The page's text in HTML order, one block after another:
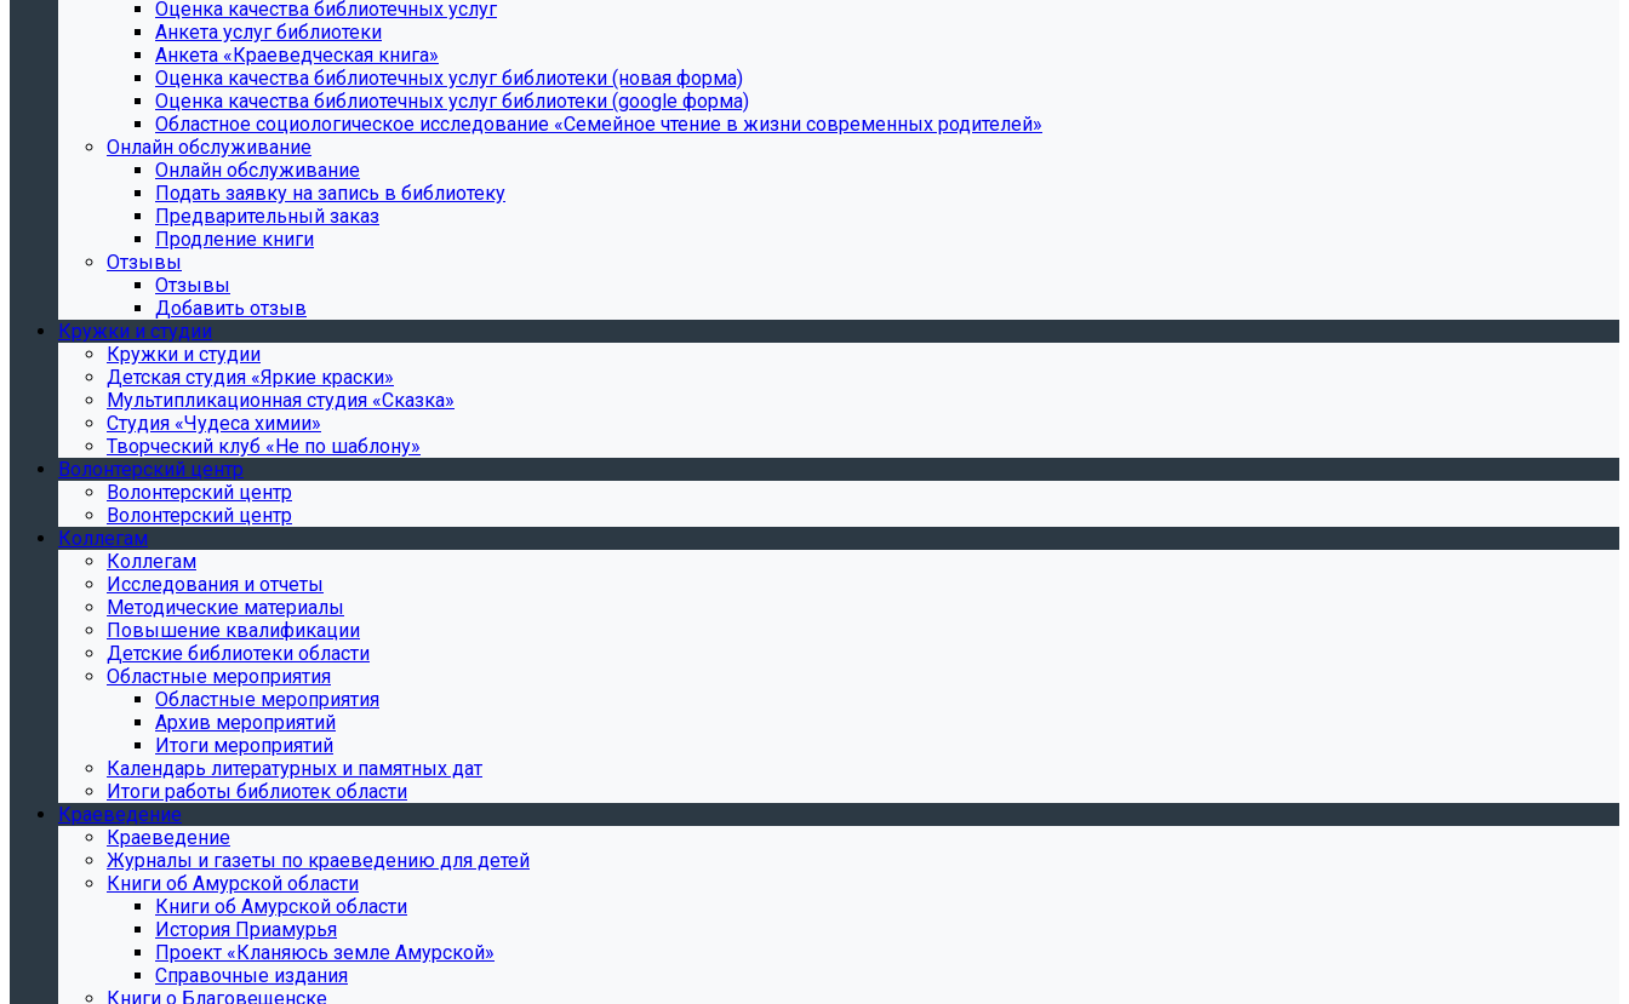
Оценка качества библиотечных услуг
Анкета услуг библиотеки
Анкета «Краеведческая книга»
Oценка качества библиотечных услуг библиотеки (новая форма)
Oценка качества библиотечных услуг библиотеки (google форма)
Областное социологическое исследование «Семейное чтение в жизни современных родителей»
Онлайн обслуживание
Онлайн обслуживание
Подать заявку на запись в библиотеку
Предварительный заказ
Продление книги
Отзывы
Отзывы
Добавить отзыв
Кружки и студии
Кружки и студии
Детская студия «Яркие краски»
Мультипликационная студия «Сказка»
Студия «Чудеса химии»
Творческий клуб «Не по шаблону»
Волонтерский центр
Волонтерский центр
Волонтерский центр
Коллегам
Коллегам
Исследования и отчеты
Методические материалы
Повышение квалификации
Детские библиотеки области
Областные мероприятия
Областные мероприятия
Архив мероприятий
Итоги мероприятий
Календарь литературных и памятных дат
Итоги работы библиотек области
Краеведение
Краеведение
Журналы и газеты по краеведению для детей
Книги об Амурской области
Книги об Амурской области
История Приамурья
Проект «Кланяюсь земле Амурской»
Справочные издания
Книги о Благовещенске